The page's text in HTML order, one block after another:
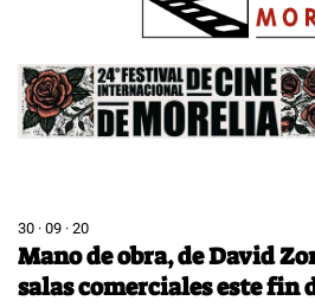
Image
30 · 09 · 20
Mano de obra, de David
salas comerciales este fin